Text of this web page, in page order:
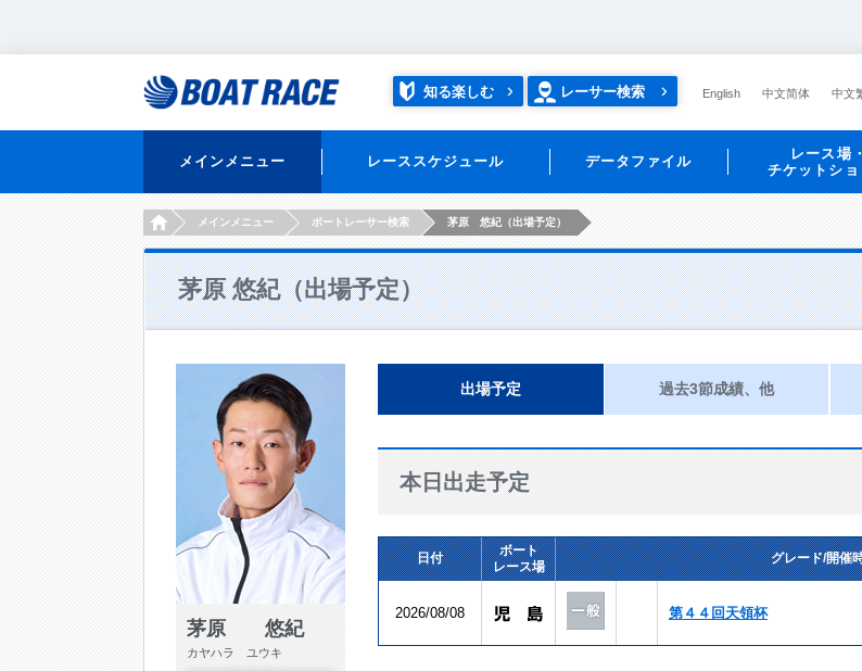
知る楽しむ レーサー検索 English 中文简体 中文
メインメニュー レーススケジュール データファイル
レース場・
チケットシ
HOMEメインメニュー ボートレーサー検索 茅原 悠紀（出場予定）
茅原 悠紀（出場予定）
茅原 悠紀
カヤハラ ユウキ
出場予定 過去3節成績、他
本日出走予定
日付
ボート
レース場
グレード/開催
2026/08/08 第４４回天領杯